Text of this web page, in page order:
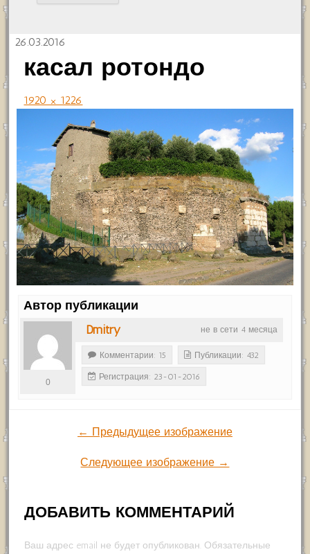
26.03.2016
касал ротондо
1920 × 1226
Автор публикации
не в сети 4 месяца
Dmitry
0
Комментарии: 15 Публикации: 432
Регистрация: 23-01-2016
← Предыдущее изображение
Следующее изображение →
ДОБАВИТЬ КОММЕНТАРИЙ
Ваш адрес email не будет опубликован. Обязательные